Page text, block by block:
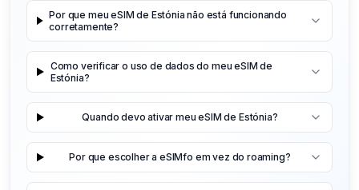
Por que meu eSIM de Estónia não está funcionando
corretamente?
Como verificar o uso de dados do meu eSIM de
Estónia?
Quando devo ativar meu eSIM de Estónia?
Por que escolher a eSIMfo em vez do roaming?